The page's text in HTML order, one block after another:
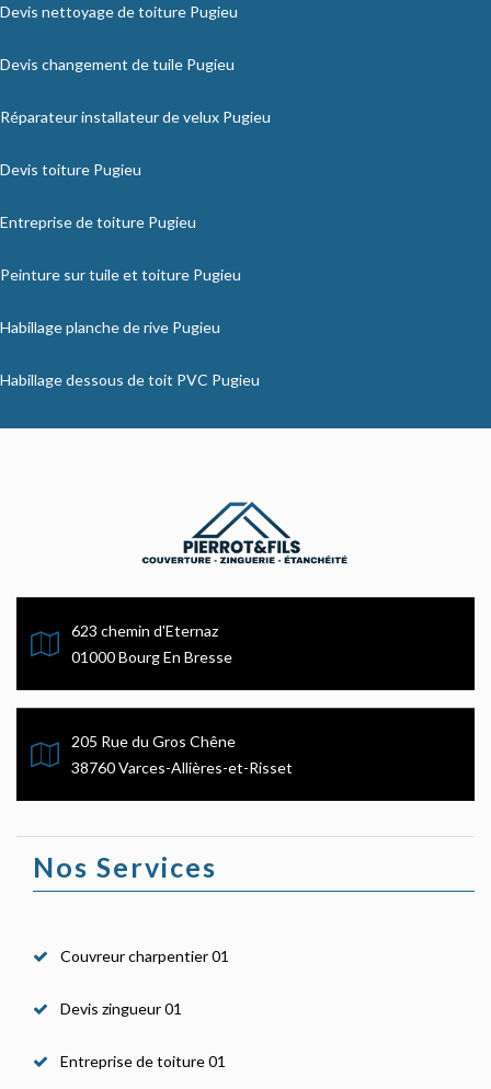
Devis nettoyage de toiture Pugieu
Devis changement de tuile Pugieu
Réparateur installateur de velux Pugieu
Devis toiture Pugieu
Entreprise de toiture Pugieu
Peinture sur tuile et toiture Pugieu
Habillage planche de rive Pugieu
Habillage dessous de toit PVC Pugieu
623 chemin d'Eternaz
01000 Bourg En Bresse
205 Rue du Gros Chêne
38760 Varces-Allières-et-Risset
Nos Services
Couvreur charpentier 01
Devis zingueur 01
Entreprise de toiture 01